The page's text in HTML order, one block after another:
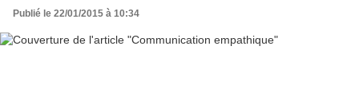
Publié le 22/01/2015 à 10:34